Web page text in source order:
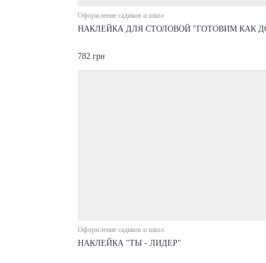
Оформление садиков и школ
НАКЛЕЙКА ДЛЯ СТОЛОВОЙ "ГОТОВИМ КАК
782 грн
Оформление садиков и школ
НАКЛЕЙКА "ТЫ - ЛИДЕР"